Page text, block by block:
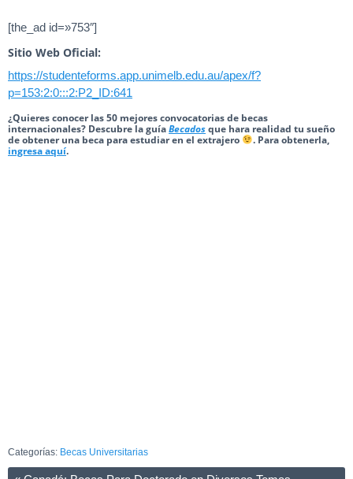
[the_ad id=»753″]
Sitio Web Oficial:
https://studenteforms.app.unimelb.edu.au/apex/f?
p=153:2:0:::2:P2_ID:641
¿Quieres conocer las 50 mejores convocatorias de becas
internacionales? Descubre la guíaBecadosque hara realidad tu sueño
de obtener una beca para estudiar en el extrajero
. Para obtenerla,
ingresa aquí.
Categorías: Becas Universitarias